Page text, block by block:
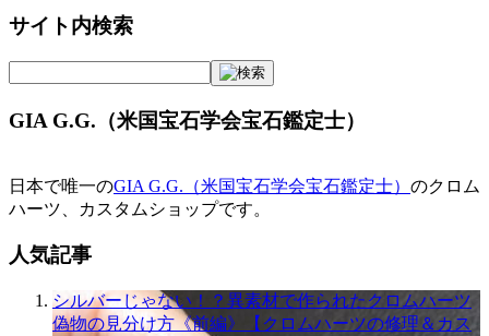
稿
ナ
ビ
ゲ
シ
ン
サイト内検索
GIA G.G.（米国宝石学会宝石鑑定士）
日本で唯一のGIA G.G.（米国宝石学会宝石鑑定士） のクロム
ハーツ、カスタムショップです。
人気記事
シルバーじゃない！？異素材で作られたクロムハーツ
偽物の見分け方《前編》【クロムハーツの修理＆カス